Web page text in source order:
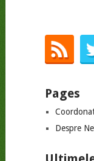
Pages
Despre